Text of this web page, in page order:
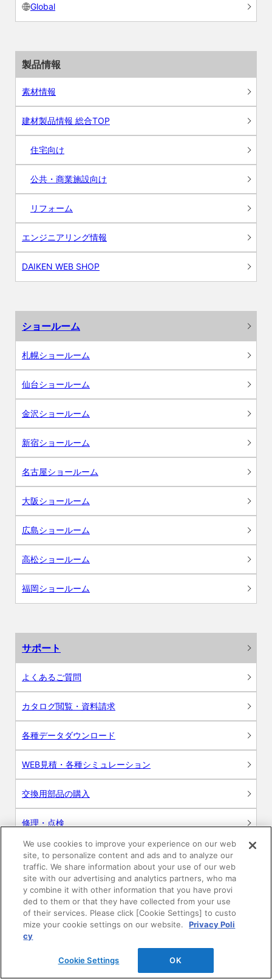
Global
製品情報
素材情報
建材製品情報 総合TOP
住宅向け
公共・商業施設向け
リフォーム
エンジニアリング情報
DAIKEN WEB SHOP
ショールーム
札幌ショールーム
仙台ショールーム
金沢ショールーム
新宿ショールーム
名古屋ショールーム
大阪ショールーム
広島ショールーム
高松ショールーム
福岡ショールーム
サポート
よくあるご質問
カタログ閲覧・資料請求
各種データダウンロード
WEB見積・各種シミュレーション
交換用部品の購入
修理・点検
お問い合わせ
ログイン
建築・設計関係者様向けサイト
ユーザー登録サービス
WEB見積システム
We use cookies to improve your experience on our web
site, to personalize content and ads and to analyze our
traffic. We share information about your use of our web
site with our advertising and analytics partners, who ma
y combine it with other information that you have provi
ded to them or that they have collected from your use
of their services. Please click [Cookie Settings] to custo
mize your cookie settings on our website.
Privacy Poli
cy
Cookie Settings OK